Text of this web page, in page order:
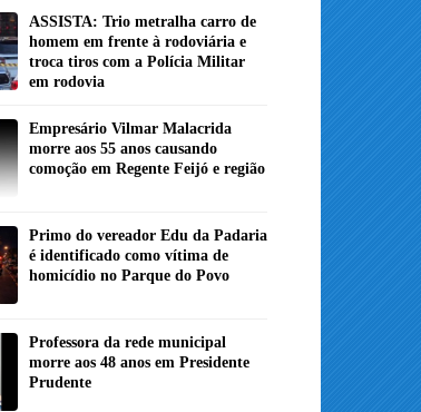
ASSISTA: Trio metralha carro de
homem em frente à rodoviária e
troca tiros com a Polícia Militar
em rodovia
Empresário Vilmar Malacrida
morre aos 55 anos causando
comoção em Regente Feijó e região
Primo do vereador Edu da Padaria
é identificado como vítima de
homicídio no Parque do Povo
Professora da rede municipal
morre aos 48 anos em Presidente
Prudente